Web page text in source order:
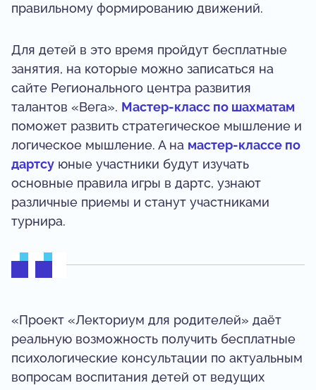
правильному формированию движений.
Для детей в это время пройдут бесплатные
занятия, на которые можно записаться на
сайте Регионального центра развития
талантов «Вега». Мастер-класс по шахматам
поможет развить стратегическое мышление и
логическое мышление. А на мастер-классе по
дартсу юные участники будут изучать
основные правила игры в дартс, узнают
различные приемы и станут участниками
турнира.
«Проект «Лекториум для родителей» даёт
реальную возможность получить бесплатные
психологические консультации по актуальным
вопросам воспитания детей от ведущих